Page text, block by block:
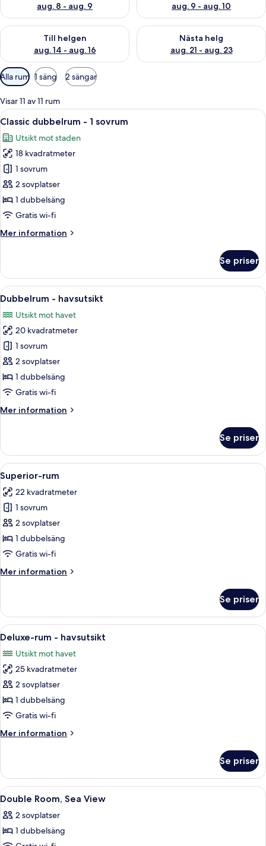
aug. 8 - aug. 9
aug. 9 - aug. 10
Till helgen
aug. 14 - aug. 16
Kontrollera tillgängligheten för den här helgen aug. 14 - aug.
Nästa helg
aug. 21 - aug. 23
Kontrollera tillgängligheten
Tillgängliga
filter
för
rum
Alla rum 1 säng 2 sängar
Visar 11 av 11 rum
Öppna
alla
foton
för
Classic
dubbelrum
-
1
Ett litet, rent rum med en enkel
12
Classic dubbelrum - 1 sovrum
Utsikt mot staden
18 kvadratmeter
1 sovrum
2 sovplatser
1 dubbelsäng
Gratis wi-fi
Mer information
Mer
dubbelrum
1
Se priser
Öppna
alla
foton
för
Dubbelrum
-
havsutsikt
En kuststad med utsikt över havet
19
Dubbelrum - havsutsikt
Utsikt mot havet
20 kvadratmeter
1 sovrum
2 sovplatser
1 dubbelsäng
Gratis wi-fi
Mer information
Mer
-
havsutsikt
Se priser
Öppna
alla
foton
för
Superior-
rum
Ett hotellrum med en säng, en byrå,
16
Superior-rum
22 kvadratmeter
1 sovrum
2 sovplatser
1 dubbelsäng
Gratis wi-fi
Mer information
Mer
rum
Se priser
Öppna
alla
foton
för
Deluxe-
rum
-
Ett hotellrum med en stor säng, två
14
Deluxe-rum - havsutsikt
Utsikt mot havet
25 kvadratmeter
2 sovplatser
1 dubbelsäng
Gratis wi-fi
Mer information
Mer
rum
havsutsikt
Se priser
Öppna
alla
foton
för
Ett hotellrum med en säng, ett
19
Double Room, Sea View
2 sovplatser
1 dubbelsäng